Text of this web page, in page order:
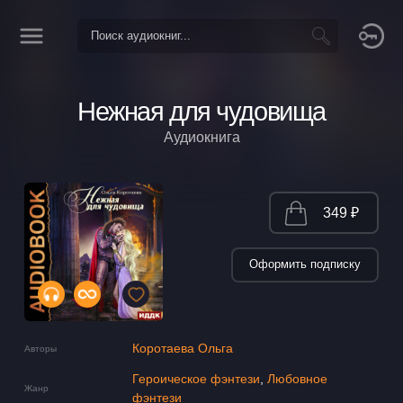
Нежная для чудовища
Аудиокнига
Авторы Коротаева Ольга
Жанр
Героическое фэнтези Любовное
фэнтези
349 ₽
Оформить подписку